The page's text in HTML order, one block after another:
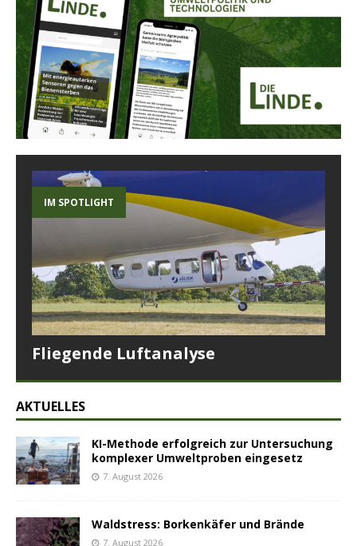
IM SPOTLIGHT
Fliegende Luftanalyse
AKTUELLES
KI-Methode erfolgreich zur Untersuchung
komplexer Umweltproben eingesetz
7. August 2026
Waldstress: Borkenkäfer und Brände
7. August 2026